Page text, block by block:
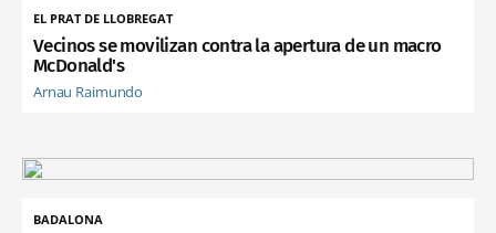
EL PRAT DE LLOBREGAT
Vecinos se movilizan contra la apertura de un macro
McDonald's
Arnau Raimundo
BADALONA